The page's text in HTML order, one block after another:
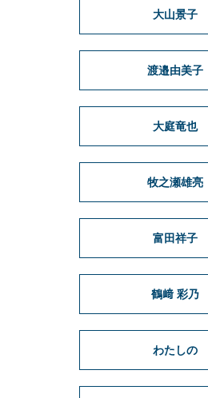
大山景子
渡邉由美子
大庭竜也
牧之瀬雄亮
富田祥子
鶴﨑 彩乃
わたしの